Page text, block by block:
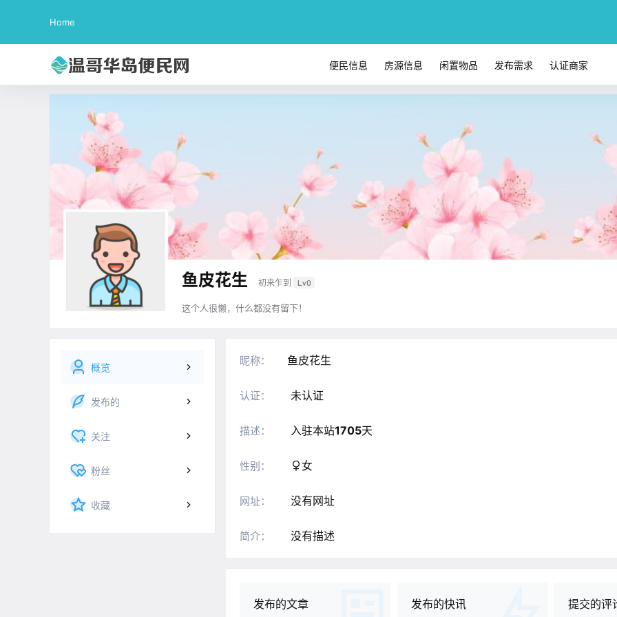
Home
便民信息 房源信息 闲置物品 发布需求 认证商家
鱼皮花生 初来乍到 Lv0
这个人很懒，什么都没有留下！
概览
发布的
关注
粉丝
收藏
昵称： 鱼皮花生
认证： 未认证
描述： 入驻本站1705天
性别： 女
网址： 没有网址
简介： 没有描述
发布的文章 发布的快讯 提交的评